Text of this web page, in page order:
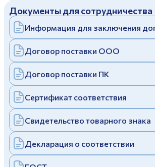
Отправить
Заполняя и отправляя форму, вы
cполитикой конфиденциальности
Заполняя и отправляя форму, вы
cполитикой конфиденциальности
Дулевский фарфоровый завод ©
Политика конфиденциальности
Документы для сотрудничества
Информация для заключения
Договор поставки ООО
Договор поставки ПК
Сертификат соответствия
Свидетельство товарного знака
Декларация о соответствии